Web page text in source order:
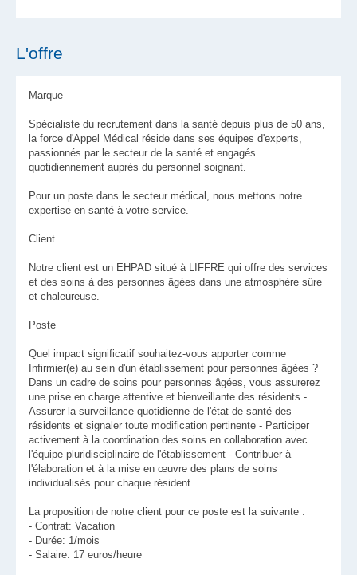
L'offre
Marque
Spécialiste du recrutement dans la santé depuis plus de 50 ans,
la force d'Appel Médical réside dans ses équipes d'experts,
passionnés par le secteur de la santé et engagés
quotidiennement auprès du personnel soignant.
Pour un poste dans le secteur médical, nous mettons notre
expertise en santé à votre service.
Client
Notre client est un EHPAD situé à LIFFRE qui offre des services
et des soins à des personnes âgées dans une atmosphère sûre
et chaleureuse.
Poste
Quel impact significatif souhaitez-vous apporter comme
Infirmier(e) au sein d'un établissement pour personnes âgées ?
Dans un cadre de soins pour personnes âgées, vous assurerez
une prise en charge attentive et bienveillante des résidents -
Assurer la surveillance quotidienne de l'état de santé des
résidents et signaler toute modification pertinente - Participer
activement à la coordination des soins en collaboration avec
l'équipe pluridisciplinaire de l'établissement - Contribuer à
l'élaboration et à la mise en œuvre des plans de soins
individualisés pour chaque résident
La proposition de notre client pour ce poste est la suivante :
- Contrat: Vacation
- Durée: 1/mois
- Salaire: 17 euros/heure